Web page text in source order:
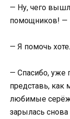
— Ну, чего
помощников! —
— Я помочь
— Спасибо, уже
представь, как
любимые
зарылась снова